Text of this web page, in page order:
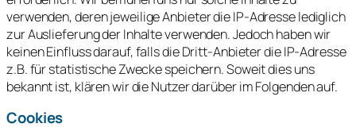
verwenden, deren jeweilige Anbieter die IP-Adresse lediglich
zur Auslieferung der Inhalte verwenden. Jedoch haben wir
keinen Einfluss darauf, falls die Dritt-Anbieter die IP-Adresse
z.B. für statistische Zwecke speichern. Soweit dies uns
bekannt ist, klären wir die Nutzer darüber im Folgenden auf.
Cookies